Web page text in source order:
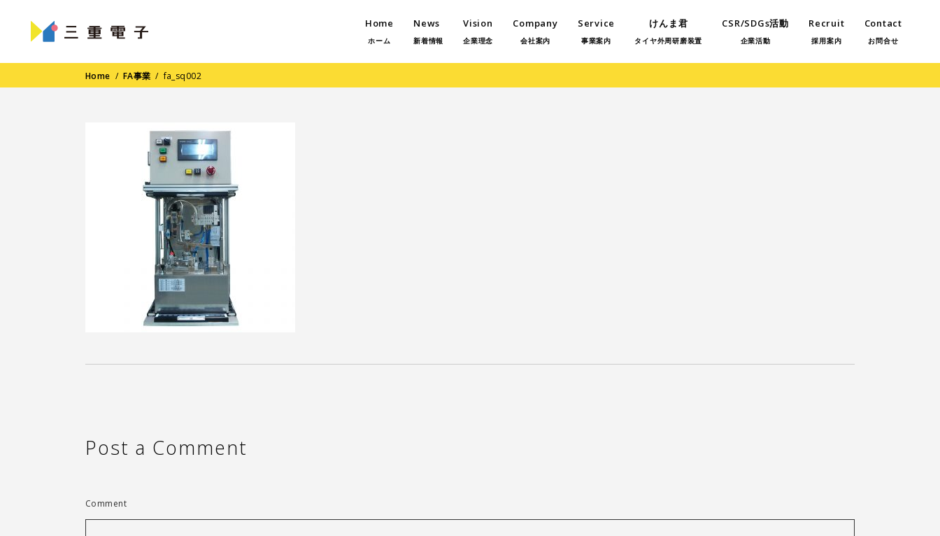
Home
ホーム
News
新着情報
Vision
企業理念
Company
会社案内
Service
事業案内
けんま君
タイヤ外周研磨装置
CSR/SDGs活動
企業活動
Recruit
採用案内
Contact
お問合せ
Home / FA事業 /fa_sq002
Post a Comment
Comment